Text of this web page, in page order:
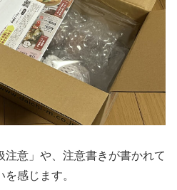
意」や、注意書きが書かれて
感じます。